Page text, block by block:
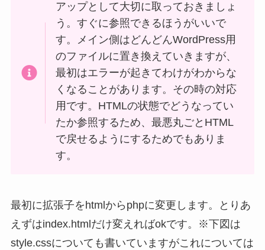
アップとして大切に取っておきましょ
う。すぐに参照できるほうがいいで
す。メイン側はどんどんWordPress用
のファイルに置き換えていきますが、
最初はエラーが起きてわけがわからな
くなることがあります。その時の対応
用です。HTMLの状態でどうなってい
たか参照するため、最悪丸ごとHTML
で戻せるようにするためでもありま
す。
最初に拡張子をhtmlからphpに変更します。とりあ
えずはindex.htmlだけ変えればokです。※下図は
style.cssについても書いていますがこれについては